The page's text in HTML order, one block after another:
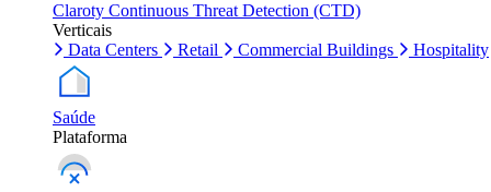
Claroty Continuous Threat Detection (CTD)
Verticais
Data Centers
Retail Commercial Buildings Hospitality
Saúde
Plataforma